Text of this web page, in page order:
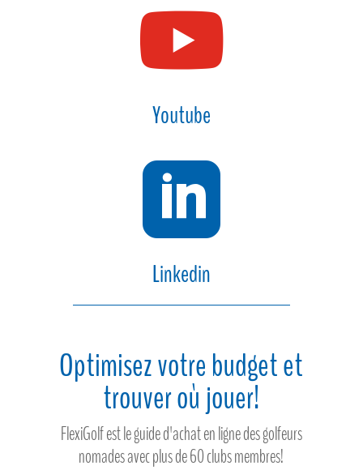

Youtube

Linkedin
Optimisez votre budget et
trouver où jouer!
FlexiGolf est le guide d'achat en ligne des golfeurs
nomades avec plus de 60 clubs membres!